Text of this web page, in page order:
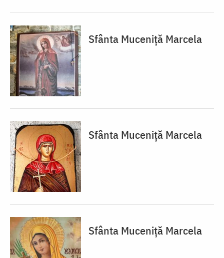
Sfânta Muceniță Marcela
Sfânta Muceniță Marcela
Sfânta Muceniță Marcela